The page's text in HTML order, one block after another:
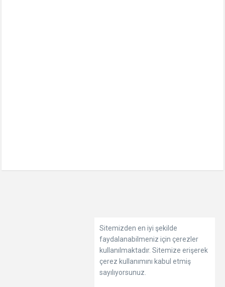
Sitemizden en iyi şekilde
faydalanabilmeniz için çerezler
kullanılmaktadır. Sitemize erişerek
çerez kullanımını kabul etmiş
sayılıyorsunuz.